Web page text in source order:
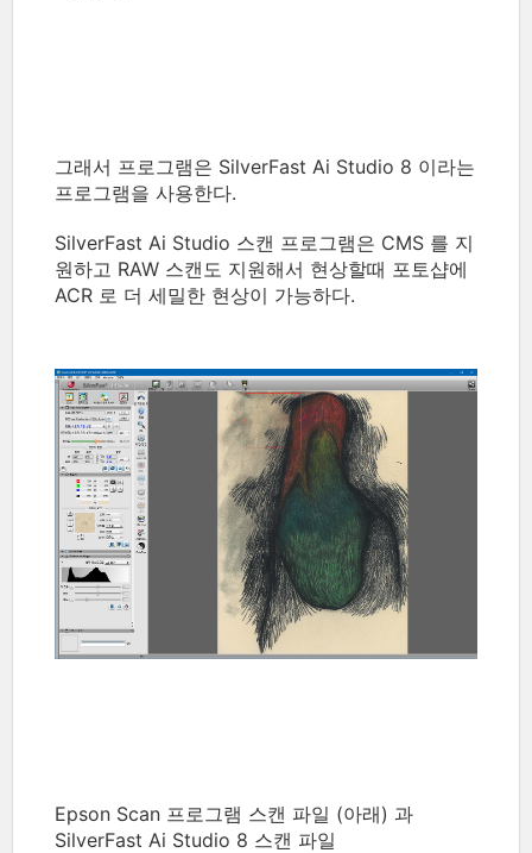
그래서 프로그램은 SilverFast Ai Studio 8 이라는
프로그램을 사용한다.
SilverFast Ai Studio 스캔 프로그램은 CMS 를 지
원하고 RAW 스캔도 지원해서 현상할때 포토샵에
ACR 로 더 세밀한 현상이 가능하다.
Epson Scan 프로그램 스캔 파일 (아래) 과
SilverFast Ai Studio 8 스캔 파일